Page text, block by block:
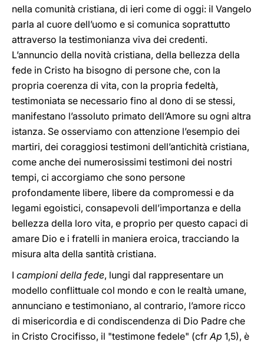
nella comunità cristiana, di ieri come di oggi: il Vangelo
parla al cuore dell’uomo e si comunica soprattutto
attraverso la testimonianza viva dei credenti.
L’annuncio della novità cristiana, della bellezza della
fede in Cristo ha bisogno di persone che, con la
propria coerenza di vita, con la propria fedeltà,
testimoniata se necessario fino al dono di se stessi,
manifestano l’assoluto primato dell’Amore su ogni altra
istanza. Se osserviamo con attenzione l’esempio dei
martiri, dei coraggiosi testimoni dell’antichità cristiana,
come anche dei numerosissimi testimoni dei nostri
tempi, ci accorgiamo che sono persone
profondamente libere, libere da compromessi e da
legami egoistici, consapevoli dell’importanza e della
bellezza della loro vita, e proprio per questo capaci di
amare Dio e i fratelli in maniera eroica, tracciando la
misura alta della santità cristiana.
I campioni della fede, lungi dal rappresentare un
modello conflittuale col mondo e con le realtà umane,
annunciano e testimoniano, al contrario, l’amore ricco
di misericordia e di condiscendenza di Dio Padre che
in Cristo Crocifisso, il "testimone fedele" (cfrAp 1,5), è